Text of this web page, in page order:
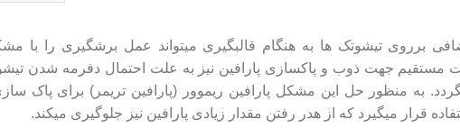
برروی تیشوتک ها به هنگام قالبگیری میتواند عمل برشگیری را با
مستقیم جهت ذوب و پاکسازی پارافین نیز به علت احتمال دفرمه شدن
به منظور حل این مشکل پارافین ریموور (پارافین تریمر) برای پاک
قرار میگیرد که از هدر رفتن مقدار زیادی پارافین نیز جلوگیری میکند.